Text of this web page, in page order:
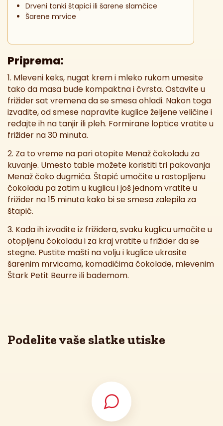
Drveni tanki štapici ili šarene slamčice
Šarene mrvice
Priprema:
1. Mleveni keks, nugat krem i mleko rukom umesite
tako da masa bude kompaktna i čvrsta. Ostavite u
frižider sat vremena da se smesa ohladi. Nakon toga
izvadite, od smese napravite kuglice željene veličine i
ređajte ih na tanjir ili pleh. Formirane loptice vratite u
frižider na 30 minuta.
2. Za to vreme na pari otopite Menaž čokoladu za
kuvanje. Umesto table možete koristiti tri pakovanja
Menaž čoko dugmića. Štapić umočite u rastopljenu
čokoladu pa zatim u kuglicu i još jednom vratite u
frižider na 15 minuta kako bi se smesa zalepila za
štapić.
3. Kada ih izvadite iz frižidera, svaku kuglicu umočite u
otopljenu čokoladu i za kraj vratite u frižider da se
stegne. Pustite mašti na volju i kuglice ukrasite
šarenim mrvicama, komadićima čokolade, mlevenim
Štark Petit Beurre ili bademom.
Podelite vaše slatke utiske